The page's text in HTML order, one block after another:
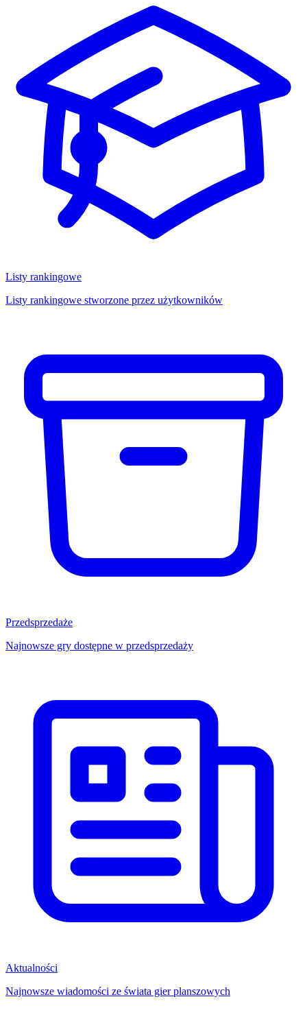
Listy rankingowe
Listy rankingowe stworzone przez użytkowników
Przedsprzedaże
Najnowsze gry dostępne w przedsprzedaży
Aktualności
Najnowsze wiadomości ze świata gier planszowych